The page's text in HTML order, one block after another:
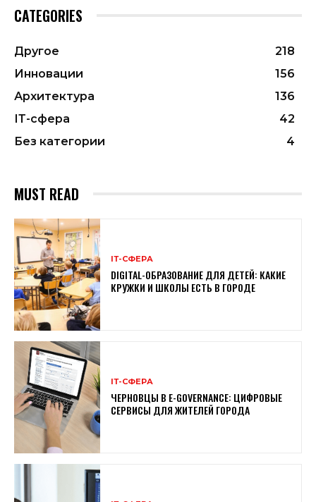
CATEGORIES
Другое
218
Инновации
156
Архитектура
136
ІТ-сфера
42
Без категории
4
MUST READ
ІТ-СФЕРА
DIGITAL-ОБРАЗОВАНИЕ ДЛЯ ДЕТЕЙ: КАКИЕ
КРУЖКИ И ШКОЛЫ ЕСТЬ В ГОРОДЕ
ІТ-СФЕРА
ЧЕРНОВЦЫ В E-GOVERNANCE: ЦИФРОВЫЕ
СЕРВИСЫ ДЛЯ ЖИТЕЛЕЙ ГОРОДА